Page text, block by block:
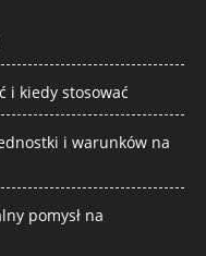
i kiedy stosować
i warunków na
pomysł na